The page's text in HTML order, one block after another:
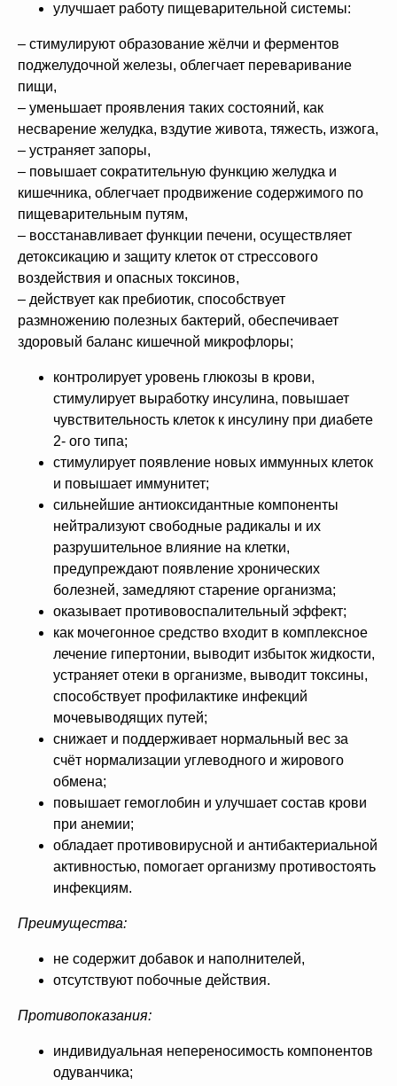
улучшает работу пищеварительной системы:
– стимулируют образование жёлчи и ферментов
поджелудочной железы, облегчает переваривание
пищи,
– уменьшает проявления таких состояний, как
несварение желудка, вздутие живота, тяжесть, изжога,
– устраняет запоры,
– повышает сократительную функцию желудка и
кишечника, облегчает продвижение содержимого по
пищеварительным путям,
– восстанавливает функции печени, осуществляет
детоксикацию и защиту клеток от стрессового
воздействия и опасных токсинов,
– действует как пребиотик, способствует
размножению полезных бактерий, обеспечивает
здоровый баланс кишечной микрофлоры;
контролирует уровень глюкозы в крови,
стимулирует выработку инсулина, повышает
чувствительность клеток к инсулину при диабете
2- ого типа;
стимулирует появление новых иммунных клеток
и повышает иммунитет;
сильнейшие антиоксидантные компоненты
нейтрализуют свободные радикалы и их
разрушительное влияние на клетки,
предупреждают появление хронических
болезней, замедляют старение организма;
оказывает противовоспалительный эффект;
как мочегонное средство входит в комплексное
лечение гипертонии, выводит избыток жидкости,
устраняет отеки в организме, выводит токсины,
способствует профилактике инфекций
мочевыводящих путей;
снижает и поддерживает нормальный вес за
счёт нормализации углеводного и жирового
обмена;
повышает гемоглобин и улучшает состав крови
при анемии;
обладает противовирусной и антибактериальной
активностью, помогает организму противостоять
инфекциям.
Преимущества:
не содержит добавок и наполнителей,
отсутствуют побочные действия.
Противопоказания:
индивидуальная непереносимость компонентов
одуванчика;
[ Дарим приятные при заказе ]
При заказе продукции на 3240 руб.
вы получаете 1 подарок из предложенных
и более подарка из предложенных на Ваш
выбор. В период спецакции 9/4 или 7/5
получает 3 подарка идополнительные 2
подаркаиз предложенных для новичков.
ЗАРЕГИСТРИРУЙТЕСЬ
В «ERSAG», ЧТОБЫ
ПОЛУЧИТЬСКИДКУ
20%И ПОДАРКИ